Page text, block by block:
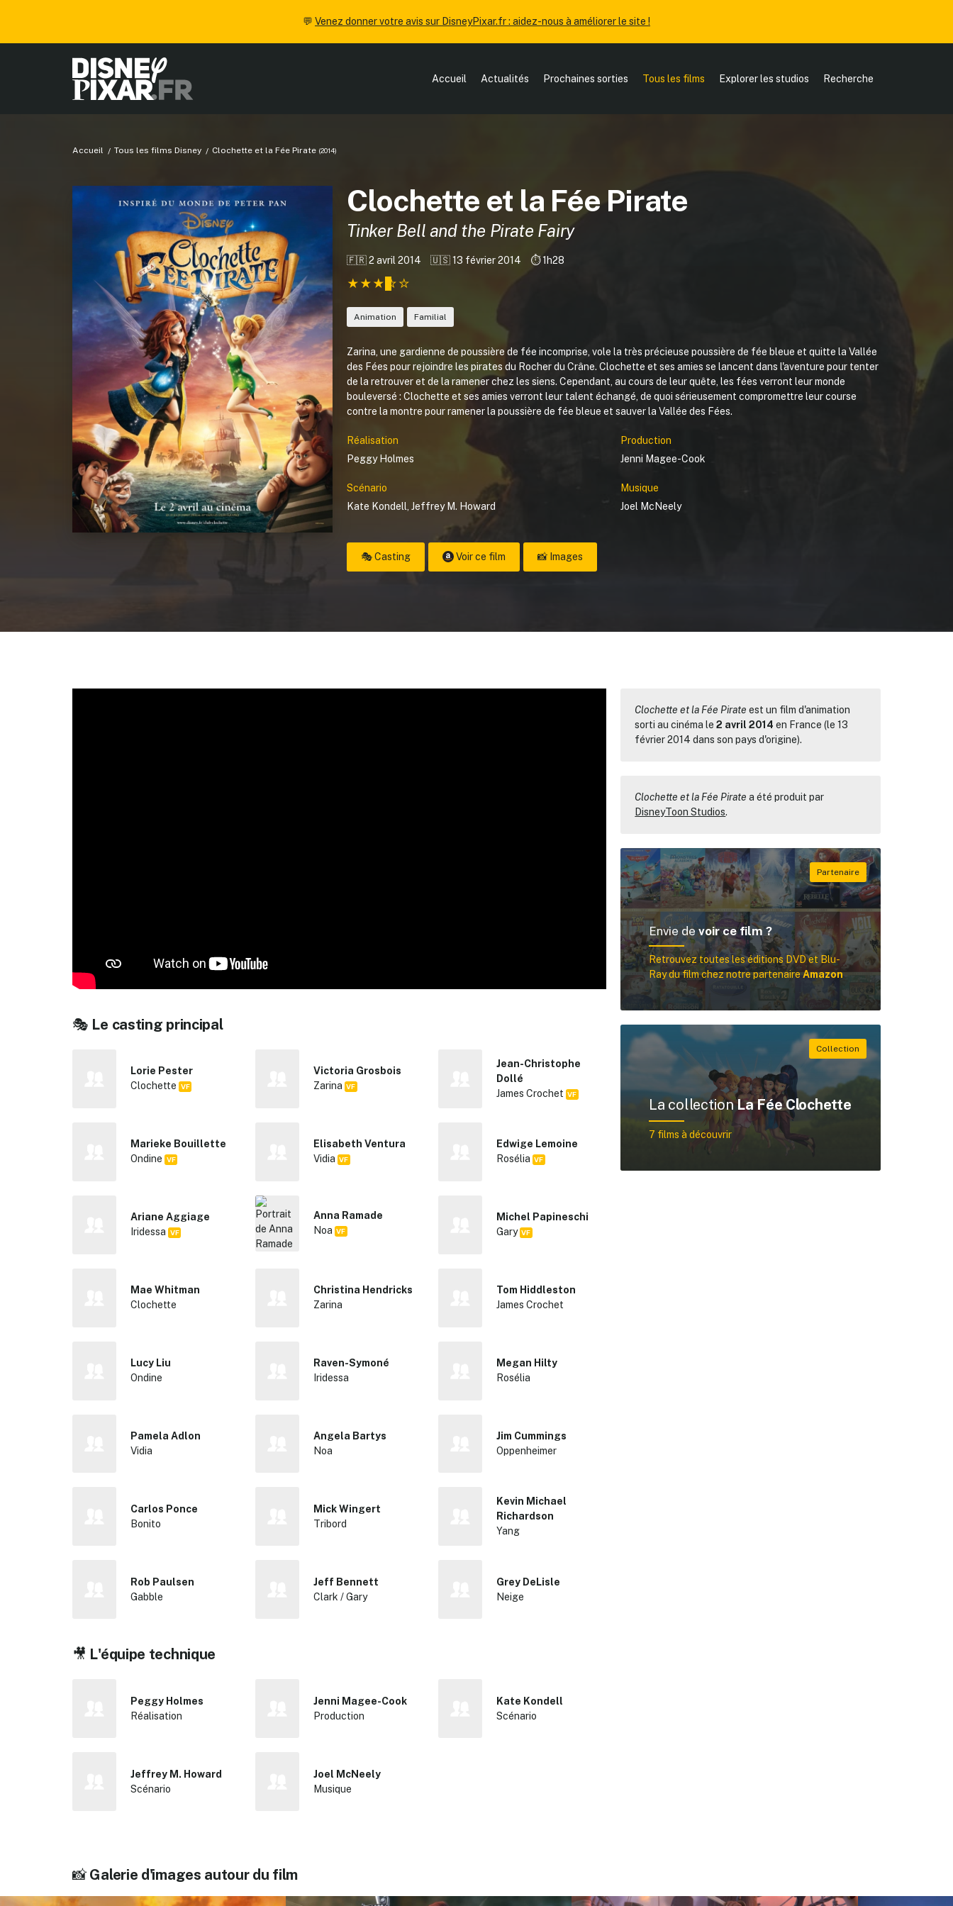
💬 Venez donner votre avis sur DisneyPixar.fr : aidez-nous à améliorer le site !
Accueil Actualités Prochaines sorties Tous les films Explorer les studios Recherche
Accueil Tous les films Disney Clochette et la Fée Pirate (2014)
Clochette et la Fée Pirate
Tinker Bell and the Pirate Fairy
🇫🇷 2 avril 2014 🇺🇸 13 février 2014 ⏱️ 1h28
Animation Familial
Zarina, une gardienne de poussière de fée incomprise, vole la très précieuse poussière de fée bleue et quitte la Vallée
des Fées pour rejoindre les pirates du Rocher du Crâne. Clochette et ses amies se lancent dans l'aventure pour tenter
de la retrouver et de la ramener chez les siens. Cependant, au cours de leur quête, les fées verront leur monde
bouleversé : Clochette et ses amies verront leur talent échangé, de quoi sérieusement compromettre leur course
contre la montre pour ramener la poussière de fée bleue et sauver la Vallée des Fées.
Réalisation
Peggy Holmes
Production
Jenni Magee-Cook
Scénario
Kate Kondell Jeffrey M. Howard
Musique
Joel McNeely
🎭 Casting Voir ce film 📸 Images
🎭 Le casting principal
Lorie Pester
Clochette VF
Victoria Grosbois
Zarina VF
Jean-Christophe
Dollé
James Crochet VF
Marieke Bouillette
Ondine VF
Elisabeth Ventura
Vidia VF
Edwige Lemoine
Rosélia VF
Ariane Aggiage
Iridessa VF
Anna Ramade
Noa VF
Michel Papineschi
Gary VF
Mae Whitman
Clochette
Christina Hendricks
Zarina
Tom Hiddleston
James Crochet
Lucy Liu
Ondine
Raven-Symoné
Iridessa
Megan Hilty
Rosélia
Pamela Adlon
Vidia
Angela Bartys
Noa
Jim Cummings
Oppenheimer
Carlos Ponce
Bonito
Mick Wingert
Tribord
Kevin Michael
Richardson
Yang
Rob Paulsen
Gabble
Jeff Bennett
Clark / Gary
Grey DeLisle
Neige
🎥 L'équipe technique
Peggy Holmes
Réalisation
Jenni Magee-Cook
Production
Kate Kondell
Scénario
Jeffrey M. Howard
Scénario
Joel McNeely
Musique
Clochette et la Fée Pirate est un film d'animation
sorti au cinéma le2 avril 2014 en France (le 13
février 2014 dans son pays d'origine).
Clochette et la Fée Pirate a été produit par
DisneyToon Studios.
Envie devoir ce film ?
Retrouvez toutes les éditions DVD et Blu-
Ray du film chez notre partenaireAmazon
La collectionLa Fée Clochette
7 films à découvrir
📸Galerie d'images autour du film
✕